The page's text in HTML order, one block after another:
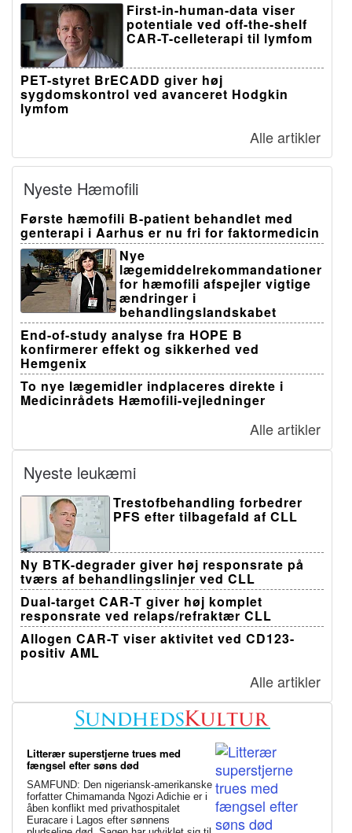
First-in-human-data viser
potentiale ved off-the-shelf
CAR-T-celleterapi til lymfom
PET-styret BrECADD giver høj
sygdomskontrol ved avanceret Hodgkin
lymfom
Alle artikler
Nyeste Hæmofili
Første hæmofili B-patient behandlet med
genterapi i Aarhus er nu fri for faktormedicin
Nye
lægemiddelrekommandationer
for hæmofili afspejler vigtige
ændringer i
behandlingslandskabet
End-of-study analyse fra HOPE B
konfirmerer effekt og sikkerhed ved
Hemgenix
To nye lægemidler indplaceres direkte i
Medicinrådets Hæmofili-vejledninger
Alle artikler
Nyeste leukæmi
Trestofbehandling forbedrer
PFS efter tilbagefald af CLL
Ny BTK-degrader giver høj responsrate på
tværs af behandlingslinjer ved CLL
Dual-target CAR-T giver høj komplet
responsrate ved relaps/refraktær CLL
Allogen CAR-T viser aktivitet ved CD123-
positiv AML
Alle artikler
Litterær superstjerne trues med
fængsel efter søns død
SAMFUND: Den nigeriansk-amerikanske
forfatter Chimamanda Ngozi Adichie er i
åben konflikt med privathospitalet
Euracare i Lagos efter sønnens